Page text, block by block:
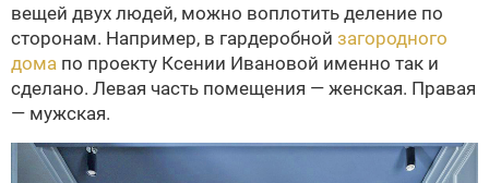
вещей двух людей, можно воплотить деление по
сторонам. Например, в гардеробной загородного
дома по проекту Ксении Ивановой именно так и
сделано. Левая часть помещения — женская. Правая
— мужская.